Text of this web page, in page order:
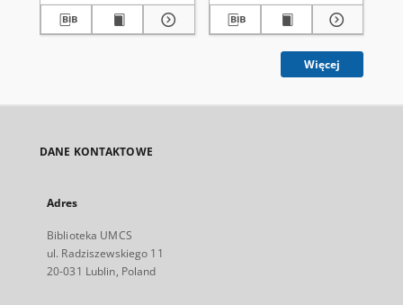
Więcej
DANE KONTAKTOWE
Adres
Biblioteka UMCS
ul. Radziszewskiego 11
20-031 Lublin, Poland